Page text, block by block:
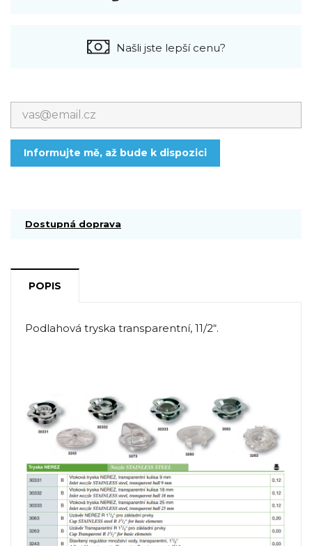
Našli jste lepší cenu?
Informujte mě, až bude k dispozici
Dostupná doprava
POPIS
Podlahová tryska transparentní, 11/2“.